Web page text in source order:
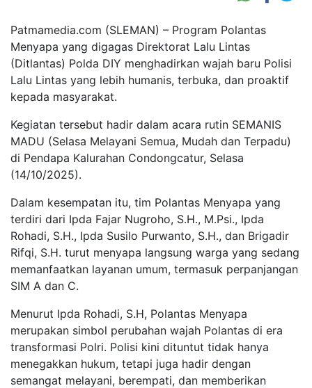
Patmamedia.com (SLEMAN) – Program Polantas
Menyapa yang digagas Direktorat Lalu Lintas
(Ditlantas) Polda DIY menghadirkan wajah baru Polisi
Lalu Lintas yang lebih humanis, terbuka, dan proaktif
kepada masyarakat.
Kegiatan tersebut hadir dalam acara rutin SEMANIS
MADU (Selasa Melayani Semua, Mudah dan Terpadu)
di Pendapa Kalurahan Condongcatur, Selasa
(14/10/2025).
Dalam kesempatan itu, tim Polantas Menyapa yang
terdiri dari Ipda Fajar Nugroho, S.H., M.Psi., Ipda
Rohadi, S.H., Ipda Susilo Purwanto, S.H., dan Brigadir
Rifqi, S.H. turut menyapa langsung warga yang sedang
memanfaatkan layanan umum, termasuk perpanjangan
SIM A dan C.
Menurut Ipda Rohadi, S.H, Polantas Menyapa
merupakan simbol perubahan wajah Polantas di era
transformasi Polri. Polisi kini dituntut tidak hanya
menegakkan hukum, tetapi juga hadir dengan
semangat melayani, berempati, dan memberikan